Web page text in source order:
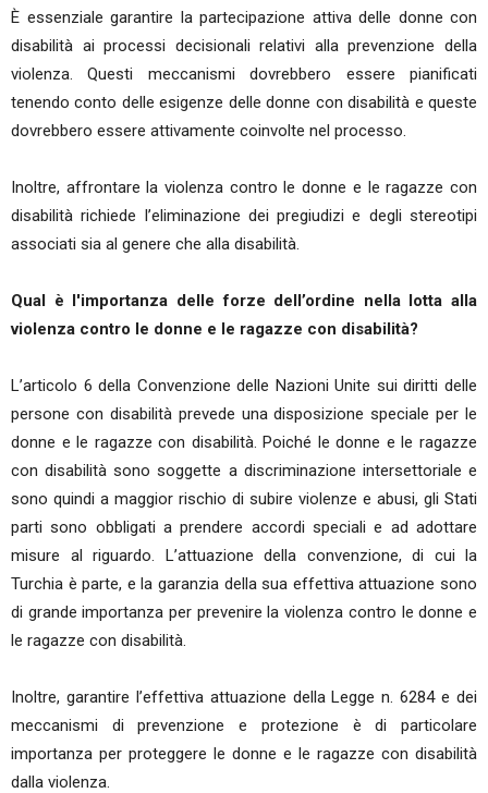
È essenziale garantire la partecipazione attiva delle donne con
disabilità ai processi decisionali relativi alla prevenzione della
violenza. Questi meccanismi dovrebbero essere pianificati
tenendo conto delle esigenze delle donne con disabilità e queste
dovrebbero essere attivamente coinvolte nel processo.
Inoltre, affrontare la violenza contro le donne e le ragazze con
disabilità richiede l’eliminazione dei pregiudizi e degli stereotipi
associati sia al genere che alla disabilità.
Qual è l'importanza delle forze dell’ordine nella lotta alla
violenza contro le donne e le ragazze con disabilità?
L’articolo 6 della Convenzione delle Nazioni Unite sui diritti delle
persone con disabilità prevede una disposizione speciale per le
donne e le ragazze con disabilità. Poiché le donne e le ragazze
con disabilità sono soggette a discriminazione intersettoriale e
sono quindi a maggior rischio di subire violenze e abusi, gli Stati
parti sono obbligati a prendere accordi speciali e ad adottare
misure al riguardo. L’attuazione della convenzione, di cui la
Turchia è parte, e la garanzia della sua effettiva attuazione sono
di grande importanza per prevenire la violenza contro le donne e
le ragazze con disabilità.
Inoltre, garantire l’effettiva attuazione della Legge n. 6284 e dei
meccanismi di prevenzione e protezione è di particolare
importanza per proteggere le donne e le ragazze con disabilità
dalla violenza.